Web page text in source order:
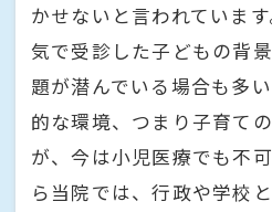
かせないと言われていま
気で受診した子どもの背
題が潜んでいる場合も多
的な環境、つまり子育て
が、今は小児医療でも不
ら当院では、行政や学校